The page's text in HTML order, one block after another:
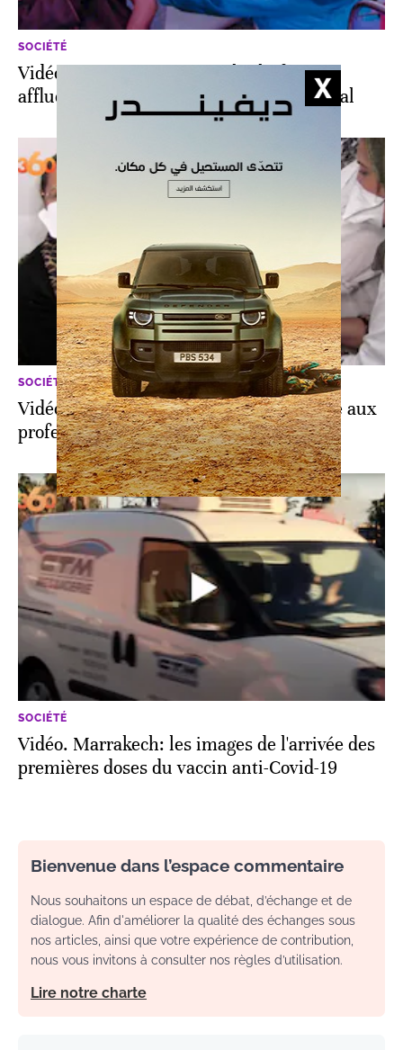
SOCIÉTÉ
Vidéo. Vaccination à Marrakech: forte
affluence des bénéficiaires en milieu rural
SOCIÉTÉ
Vidéo. Marrakech: la vaccination ouverte aux
professionnels de la santé
SOCIÉTÉ
Vidéo. Marrakech: les images de l'arrivée des
premières doses du vaccin anti-Covid-19
Bienvenue dans l’espace commentaire
Nous souhaitons un espace de débat, d’échange et de
dialogue. Afin d'améliorer la qualité des échanges sous
nos articles, ainsi que votre expérience de contribution,
nous vous invitons à consulter nos règles d’utilisation.
Lire notre charte